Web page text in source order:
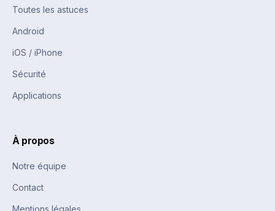
Toutes les astuces
Android
iOS / iPhone
Sécurité
Applications
À propos
Notre équipe
Contact